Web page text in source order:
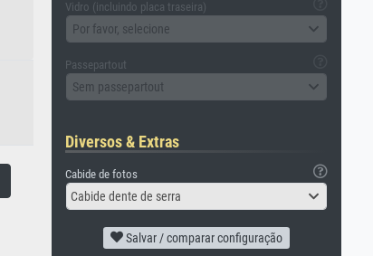
Vidro (incluindo placa traseira)
Por favor, selecione
Passepartout
Sem passepartout
Diversos & Extras
Cabide de fotos
Cabide dente de serra
Salvar / comparar configuração